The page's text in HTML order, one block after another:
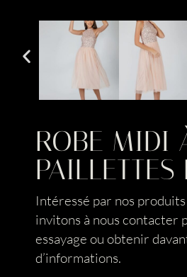
ROBE MIDI
PAILLETTES
Intéressé par nos produits
invitons à nous contacter
essayage ou obtenir
d’informations.